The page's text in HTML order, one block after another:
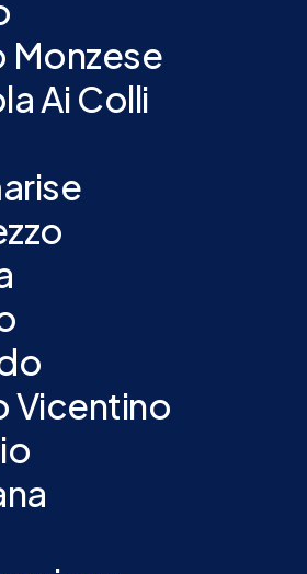
Monzese
Ai Colli
Vicentino